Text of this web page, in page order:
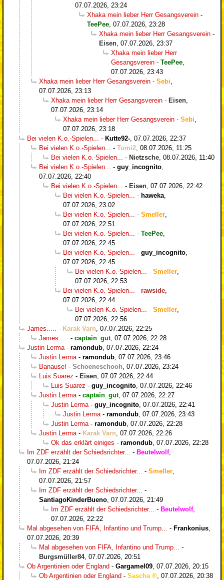
07.07.2026, 23:24
Xhaka mein lieber Herr Gesangsverein -
TeePee 07.07.2026, 23:28
Xhaka mein lieber Herr Gesangsverein -
Eisen 07.07.2026, 23:37
Xhaka mein lieber Herr
Gesangsverein - TeePee
07.07.2026, 23:43
Xhaka mein lieber Herr Gesangsverein - Sebi
07.07.2026, 23:13
Xhaka mein lieber Herr Gesangsverein - Eisen
07.07.2026, 23:14
Xhaka mein lieber Herr Gesangsverein - Sebi
07.07.2026, 23:18
Bei vielen K.o.-Spielen...
- Kutte92- 07.07.2026, 22:37
Bei vielen K.o.-Spielen...
- Tomi2 08.07.2026, 11:25
Bei vielen K.o.-Spielen...
- Nietzsche 08.07.2026, 11:40
Bei vielen K.o.-Spielen...
- guy_incognito
07.07.2026, 22:40
Bei vielen K.o.-Spielen...
- Eisen 07.07.2026, 22:42
Bei vielen K.o.-Spielen...
- haweka
07.07.2026, 23:02
Bei vielen K.o.-Spielen...
- Smeller
07.07.2026, 22:51
Bei vielen K.o.-Spielen...
- TeePee
07.07.2026, 22:45
Bei vielen K.o.-Spielen...
- guy_incognito
07.07.2026, 22:45
Bei vielen K.o.-Spielen...
- Smeller
07.07.2026, 22:53
Bei vielen K.o.-Spielen...
- rawside
07.07.2026, 22:44
Bei vielen K.o.-Spielen...
- Smeller
07.07.2026, 22:56
James.....
- Karak Varn 07.07.2026, 22:25
James.....
- captain_gut, 07.07.2026, 22:28
Justin Lerma - ramondub 07.07.2026, 22:24
Justin Lerma - ramondub 07.07.2026, 23:46
Banause! - Schoeneschooh 07.07.2026, 23:24
Luis Suarez - Eisen 07.07.2026, 22:44
Luis Suarez - guy_incognito 07.07.2026, 22:46
Justin Lerma - captain_gut, 07.07.2026, 22:27
Justin Lerma - guy_incognito 07.07.2026, 22:41
Justin Lerma - ramondub 07.07.2026, 23:43
Justin Lerma - ramondub 07.07.2026, 22:28
Justin Lerma - Karak Varn 07.07.2026, 22:26
Ok das erklärt einiges - ramondub 07.07.2026, 22:28
Im ZDF erzählt der Schiedsrichter...
- Beutelwolf,
07.07.2026, 21:24
Im ZDF erzählt der Schiedsrichter...
- Smeller
07.07.2026, 21:57
Im ZDF erzählt der Schiedsrichter...
-
SantiagoKinderBueno 07.07.2026, 21:49
Im ZDF erzählt der Schiedsrichter...
- Beutelwolf,
07.07.2026, 22:22
Mal abgesehen von FIFA, Infantino und Trump...
- Frankonius
07.07.2026, 20:39
Mal abgesehen von FIFA, Infantino und Trump...
-
Burgsmüller84, 07.07.2026, 20:51
Ob Argentinien oder England - Gargamel09 07.07.2026, 20:15
Ob Argentinien oder England - Sascha
07.07.2026, 20:38